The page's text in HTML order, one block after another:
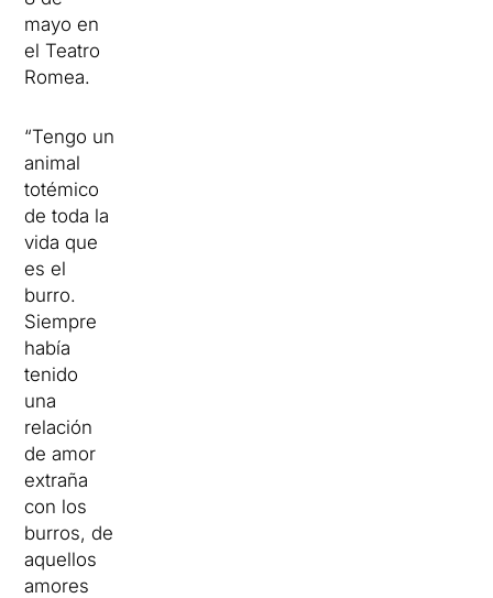
mayo en
el Teatro
Romea.
“Tengo un
animal
totémico
de toda la
vida que
es el
burro.
Siempre
había
tenido
una
relación
de amor
extraña
con los
burros, de
aquellos
amores